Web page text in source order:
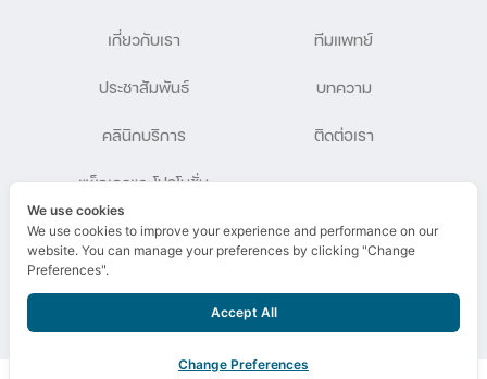
เกี่ยวกับเรา ทีมแพทย์
ประชาสัมพันธ์ บทความ
คลินิกบริการ ติดต่อเรา
แพ็กเกจและโปรโมชั่น
We use cookies
We use cookies to improve your experience and performance on our
website. You can manage your preferences by clicking "Change
Preferences".
Accept All
Change Preferences